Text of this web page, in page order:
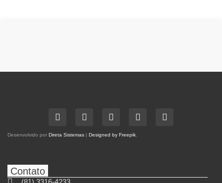
Desenvolvido por Direta Sistemas | Designed by Freepik
Contato